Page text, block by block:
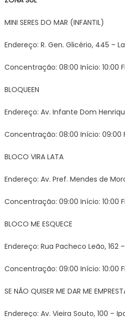
MINI SERES DO MAR (INFANTIL)
Endereço: R. Gen. Glicério, 445 –
Concentração: 08:00 Início: 10:00
BLOQUEEN
Endereço: Av. Infante Dom
Concentração: 08:00 Início: 09:00
BLOCO VIRA LATA
Endereço: Av. Pref. Mendes de
Concentração: 09:00 Início: 10:00
BLOCO ME ESQUECE
Endereço: Rua Pacheco Leão, 162
Concentração: 09:00 Início: 10:00
SE NÃO QUISER ME DAR ME
Endereço: Av. Vieira Souto, 100 –